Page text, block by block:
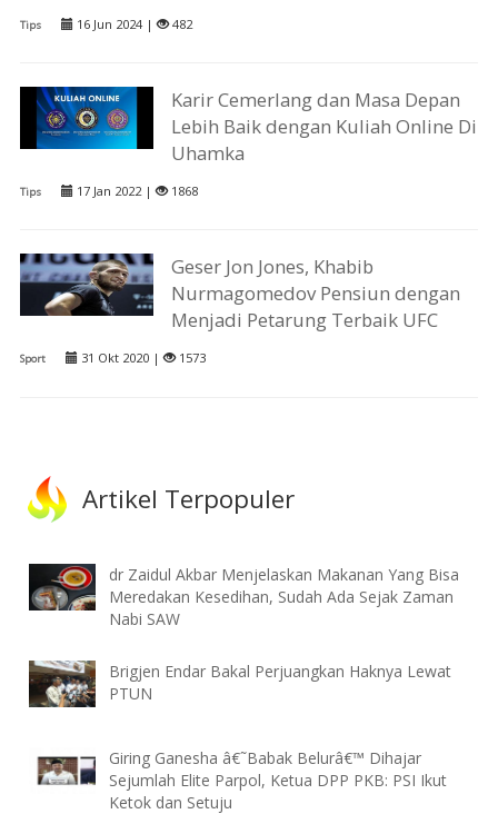
Tips 16 Jun 2024 | 482
Karir Cemerlang dan Masa Depan
Lebih Baik dengan Kuliah Online Di
Uhamka
Tips 17 Jan 2022 | 1868
Geser Jon Jones, Khabib
Nurmagomedov Pensiun dengan
Menjadi Petarung Terbaik UFC
Sport 31 Okt 2020 | 1573
Artikel Terpopuler
dr Zaidul Akbar Menjelaskan Makanan Yang Bisa
Meredakan Kesedihan, Sudah Ada Sejak Zaman
Nabi SAW
Brigjen Endar Bakal Perjuangkan Haknya Lewat
PTUN
Giring Ganesha â€˜Babak Belurâ€™ Dihajar
Sejumlah Elite Parpol, Ketua DPP PKB: PSI Ikut
Ketok dan Setuju